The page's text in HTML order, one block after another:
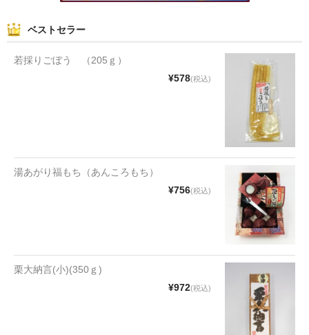
花豆
漬物・佃煮
ベストセラー
若採りごぼう （205ｇ）
¥578(税込)
湯あがり福もち（あんころもち）
¥756(税込)
栗大納言(小)(350ｇ)
¥972(税込)